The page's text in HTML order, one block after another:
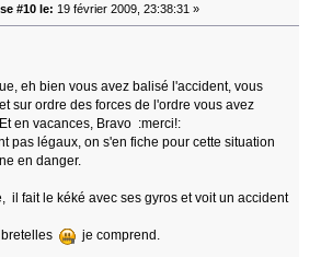
#10 le: 19 février 2009, 23:38:31 »
eh bien vous avez balisé l'accident, vous
sur ordre des forces de l'ordre vous avez
en vacances, Bravo :merci!:
pas légaux, on s'en fiche pour cette situation
en danger.
il fait le kéké avec ses gyros et voit un accident
bretelles
je comprend.